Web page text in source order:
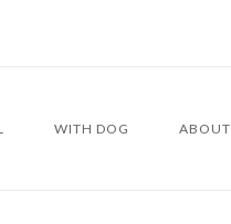
WITH DOG ABOUT